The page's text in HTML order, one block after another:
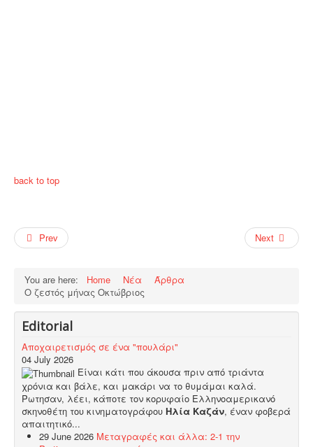
back to top
Prev Next
You are here: Home Νέα
Άρθρα
Ο ζεστός μήνας Οκτώβριος
Editorial
Αποχαιρετισμός σε ένα "πουλάρι"
04 July 2026
Είναι κάτι που άκουσα πριν από τριάντα
χρόνια και βάλε, και μακάρι να το θυμάμαι καλά.
Ρωτησαν, λέει, κάποτε τον κορυφαίο Ελληνοαμερικανό
σκηνοθέτη του κινηματογράφου Ηλία Καζάν, έναν φοβερά
απαιτητικό...
29 June 2026 Μεταγραφές και άλλα: 2-1 την